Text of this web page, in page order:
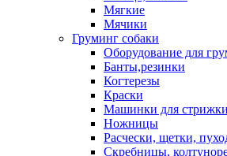
Мягкие
Мячики
Груминг собаки
Оборудование для
Банты,резинки
Когтерезы
Краски
Машинки для стрижки
Ножницы
Расчески, щетки,
Скребницы,